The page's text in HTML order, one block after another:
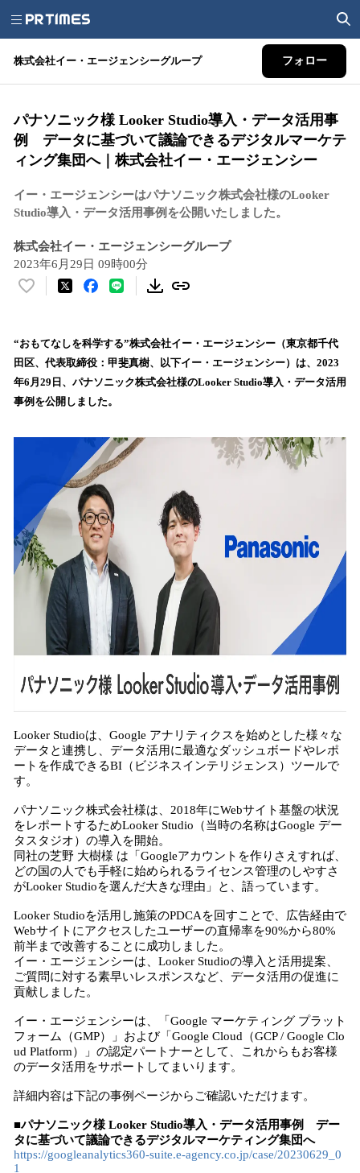
株式会社イー・エージェンシーグループ フォロー
パナソニック様 Looker Studio導入・データ活用事
例 データに基づいて議論できるデジタルマーケテ
ィング集団へ｜株式会社イー・エージェンシー
イー・エージェンシーはパナソニック株式会社様のLooker
Studio導入・データ活用事例を公開いたしました。
株式会社イー・エージェンシーグループ
2023年6月29日 09時00分
い
！
数
を
読
“おもてなしを科学する”株式会社イー・エージェンシー（東京都千代
田区、代表取締役：甲斐真樹、以下イー・エージェンシー）は、2023
年6月29日、パナソニック株式会社様のLooker Studio導入・データ活用
事例を公開しました。
Looker Studioは、Google アナリティクスを始めとした様々な
データと連携し、データ活用に最適なダッシュボードやレポ
ートを作成できるBI（ビジネスインテリジェンス）ツールで
す。
パナソニック株式会社様は、2018年にWebサイト基盤の状況
をレポートするためLooker Studio（当時の名称はGoogle デー
タスタジオ）の導入を開始。
同社の芝野 大樹様 は「Googleアカウントを作りさえすれば、
どの国の人でも手軽に始められるライセンス管理のしやすさ
がLooker Studioを選んだ大きな理由」と、語っています。
Looker Studioを活用し施策のPDCAを回すことで、広告経由で
Webサイトにアクセスしたユーザーの直帰率を90%から80%
前半まで改善することに成功しました。
イー・エージェンシーは、Looker Studioの導入と活用提案、
ご質問に対する素早いレスポンスなど、データ活用の促進に
貢献しました。
イー・エージェンシーは、「Google マーケティング プラット
フォーム（GMP）」および「Google Cloud（GCP / Google Clo
ud Platform）」の認定パートナーとして、これからもお客様
のデータ活用をサポートしてまいります。
詳細内容は下記の事例ページからご確認いただけます。
■パナソニック様 Looker Studio導入・データ活用事例 デー
タに基づいて議論できるデジタルマーケティング集団へ
https://googleanalytics360-suite.e-agency.co.jp/case/20230629_0
1